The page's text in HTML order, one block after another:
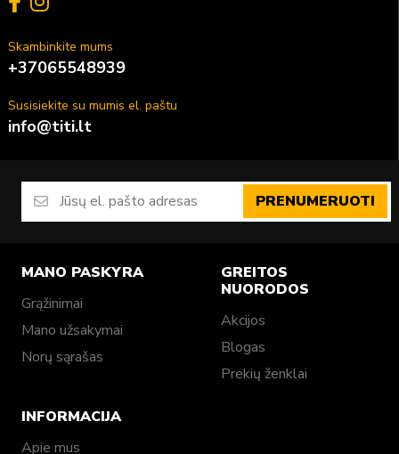
Skambinkite mums
+37065548939
Susisiekite su mumis el. paštu
info@titi.lt
PRENUMERUOTI
MANO PASKYRA
Grąžinimai
Mano užsakymai
Norų sąrašas
GREITOS
NUORODOS
Akcijos
Blogas
Prekių ženklai
INFORMACIJA
Apie mus